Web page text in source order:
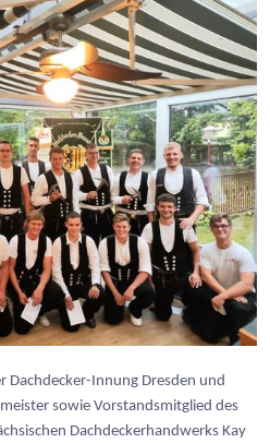
Dachdecker-Innung Dresden und
sowie Vorstandsmitglied des
Dachdeckerhandwerks Kay